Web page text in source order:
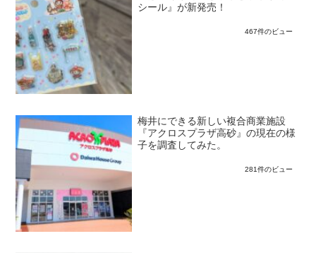
シール』が新発売！
467件のビュー
梅井にできる新しい複合商業施設
『アクロスプラザ高砂』の現在の様
子を調査してみた。
281件のビュー